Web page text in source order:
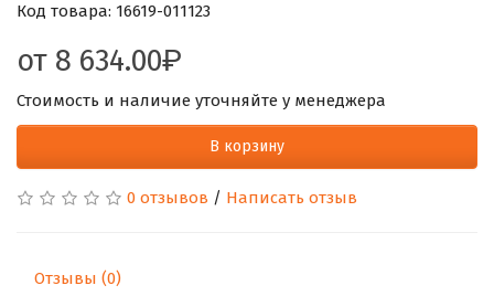
Код товара: 16619-011123
от 8 634.00
Стоимость и наличие уточняйте у менеджера
В корзину
0 отзывов / Написать отзыв
Отзывы (0)